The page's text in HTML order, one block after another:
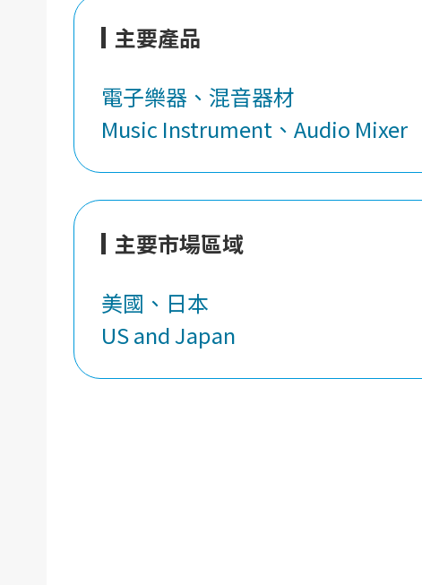
主要產品
電子樂器、混音器材
Music Instrument、Audio Mixer
主要市場區域
美國、日本
US and Japan